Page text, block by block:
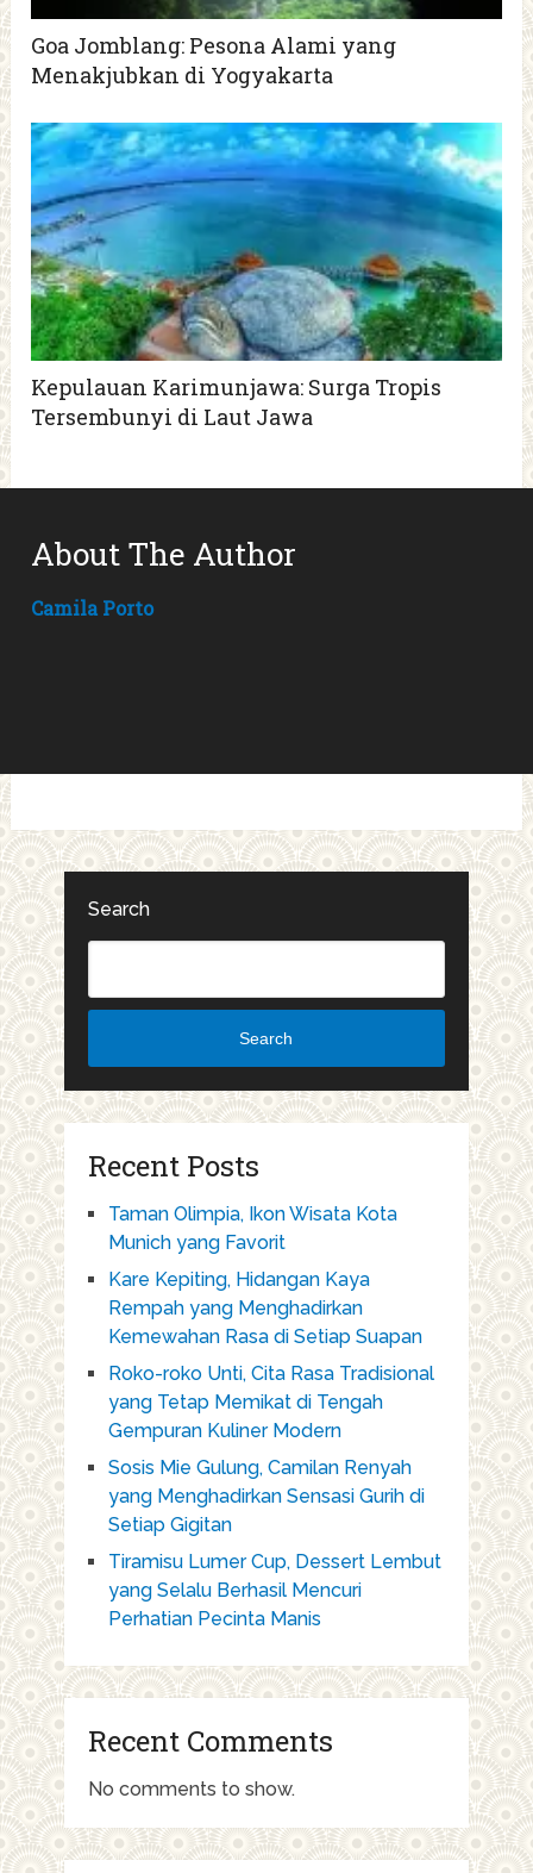
Goa Jomblang: Pesona Alami yang
Menakjubkan di Yogyakarta
Kepulauan Karimunjawa: Surga Tropis
Tersembunyi di Laut Jawa
About The Author
Camila Porto
Search
Search
Recent Posts
Taman Olimpia, Ikon Wisata Kota
Munich yang Favorit
Kare Kepiting, Hidangan Kaya
Rempah yang Menghadirkan
Kemewahan Rasa di Setiap Suapan
Roko-roko Unti, Cita Rasa Tradisional
yang Tetap Memikat di Tengah
Gempuran Kuliner Modern
Sosis Mie Gulung, Camilan Renyah
yang Menghadirkan Sensasi Gurih di
Setiap Gigitan
Tiramisu Lumer Cup, Dessert Lembut
yang Selalu Berhasil Mencuri
Perhatian Pecinta Manis
Recent Comments
No comments to show.